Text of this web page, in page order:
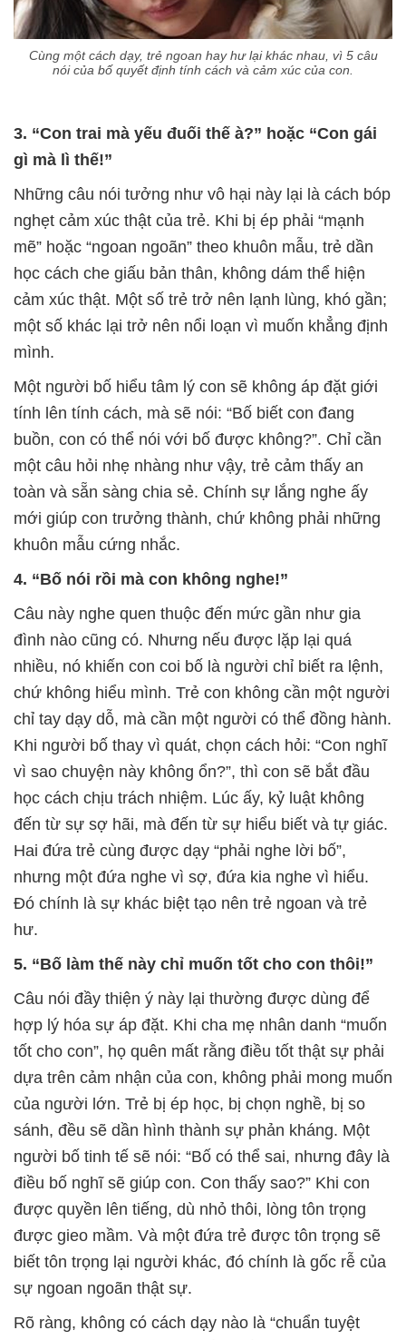
Cùng một cách dạy, trẻ ngoan hay hư lại khác nhau, vì 5 câu
nói của bố quyết định tính cách và cảm xúc của con.
3. “Con trai mà yếu đuối thế à?” hoặc “Con gái
gì mà lì thế!”
Những câu nói tưởng như vô hại này lại là cách bóp
nghẹt cảm xúc thật của trẻ. Khi bị ép phải “mạnh
mẽ” hoặc “ngoan ngoãn” theo khuôn mẫu, trẻ dần
học cách che giấu bản thân, không dám thể hiện
cảm xúc thật. Một số trẻ trở nên lạnh lùng, khó gần;
một số khác lại trở nên nổi loạn vì muốn khẳng định
mình.
Một người bố hiểu tâm lý con sẽ không áp đặt giới
tính lên tính cách, mà sẽ nói: “Bố biết con đang
buồn, con có thể nói với bố được không?”. Chỉ cần
một câu hỏi nhẹ nhàng như vậy, trẻ cảm thấy an
toàn và sẵn sàng chia sẻ. Chính sự lắng nghe ấy
mới giúp con trưởng thành, chứ không phải những
khuôn mẫu cứng nhắc.
4. “Bố nói rồi mà con không nghe!”
Câu này nghe quen thuộc đến mức gần như gia
đình nào cũng có. Nhưng nếu được lặp lại quá
nhiều, nó khiến con coi bố là người chỉ biết ra lệnh,
chứ không hiểu mình. Trẻ con không cần một người
chỉ tay dạy dỗ, mà cần một người có thể đồng hành.
Khi người bố thay vì quát, chọn cách hỏi: “Con nghĩ
vì sao chuyện này không ổn?”, thì con sẽ bắt đầu
học cách chịu trách nhiệm. Lúc ấy, kỷ luật không
đến từ sự sợ hãi, mà đến từ sự hiểu biết và tự giác.
Hai đứa trẻ cùng được dạy “phải nghe lời bố”,
nhưng một đứa nghe vì sợ, đứa kia nghe vì hiểu.
Đó chính là sự khác biệt tạo nên trẻ ngoan và trẻ
hư.
5. “Bố làm thế này chỉ muốn tốt cho con thôi!”
Câu nói đầy thiện ý này lại thường được dùng để
hợp lý hóa sự áp đặt. Khi cha mẹ nhân danh “muốn
tốt cho con”, họ quên mất rằng điều tốt thật sự phải
dựa trên cảm nhận của con, không phải mong muốn
của người lớn. Trẻ bị ép học, bị chọn nghề, bị so
sánh, đều sẽ dần hình thành sự phản kháng. Một
người bố tinh tế sẽ nói: “Bố có thể sai, nhưng đây là
điều bố nghĩ sẽ giúp con. Con thấy sao?” Khi con
được quyền lên tiếng, dù nhỏ thôi, lòng tôn trọng
được gieo mầm. Và một đứa trẻ được tôn trọng sẽ
biết tôn trọng lại người khác, đó chính là gốc rễ của
sự ngoan ngoãn thật sự.
Rõ ràng, không có cách dạy nào là “chuẩn tuyệt